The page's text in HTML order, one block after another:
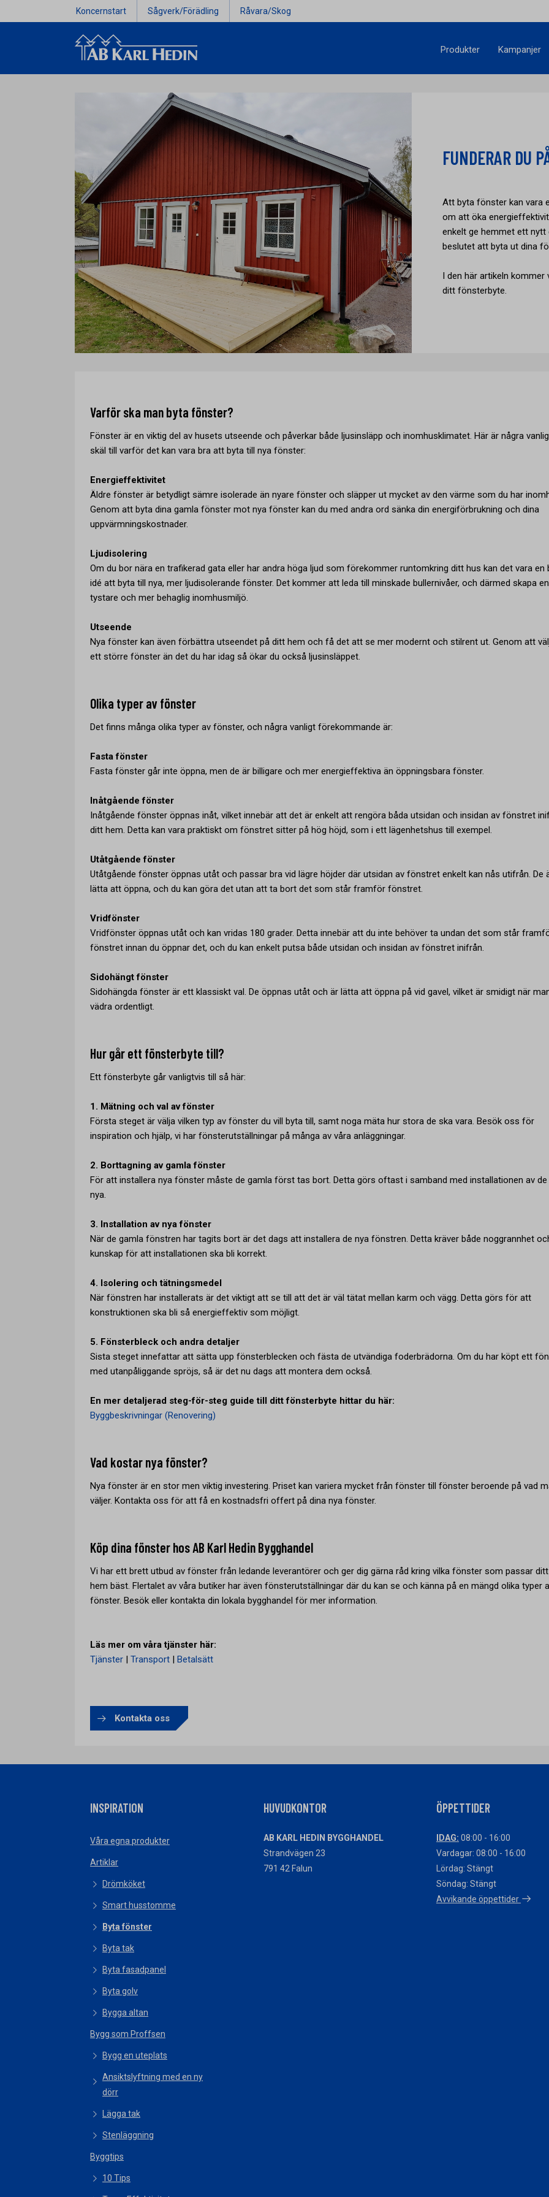
Koncernstart Sågverk/Förädling Råvara/Skog
Produkter Kampanjer
FUNDERAR DU
Att byta fönster kan vara
om att öka
enkelt ge hemmet ett
beslutet att byta ut dina
I den här artikeln
ditt fönsterbyte.
Varför ska man byta fönster?
Fönster är en viktig del av husets utseende och påverkar både ljusinsläpp och inomhusklimatet. Här är några
skäl till varför det kan vara bra att byta till nya fönster:
Energieffektivitet
Äldre fönster är betydligt sämre isolerade än nyare fönster och släpper ut mycket av den värme som du har
Genom att byta dina gamla fönster mot nya fönster kan du med andra ord sänka din energiförbrukning och dina
uppvärmningskostnader.
Ljudisolering
Om du bor nära en trafikerad gata eller har andra höga ljud som förekommer runtomkring ditt hus kan det vara en
idé att byta till nya, mer ljudisolerande fönster. Det kommer att leda till minskade bullernivåer, och därmed skapa en
tystare och mer behaglig inomhusmiljö.
Utseende
Nya fönster kan även förbättra utseendet på ditt hem och få det att se mer modernt och stilrent ut. Genom att
ett större fönster än det du har idag så ökar du också ljusinsläppet.
Olika typer av fönster
Det finns många olika typer av fönster, och några vanligt förekommande är:
Fasta fönster
Fasta fönster går inte öppna, men de är billigare och mer energieffektiva än öppningsbara fönster.
Inåtgående fönster
Inåtgående fönster öppnas inåt, vilket innebär att det är enkelt att rengöra båda utsidan och insidan av fönstret
ditt hem. Detta kan vara praktiskt om fönstret sitter på hög höjd, som i ett lägenhetshus till exempel.
Utåtgående fönster
Utåtgående fönster öppnas utåt och passar bra vid lägre höjder där utsidan av fönstret enkelt kan nås utifrån. De
lätta att öppna, och du kan göra det utan att ta bort det som står framför fönstret.
Vridfönster
Vridfönster öppnas utåt och kan vridas 180 grader. Detta innebär att du inte behöver ta undan det som står
fönstret innan du öppnar det, och du kan enkelt putsa både utsidan och insidan av fönstret inifrån.
Sidohängt fönster
Sidohängda fönster är ett klassiskt val. De öppnas utåt och är lätta att öppna på vid gavel, vilket är smidigt när
vädra ordentligt.
Hur går ett fönsterbyte till?
Ett fönsterbyte går vanligtvis till så här:
1. Mätning och val av fönster
Första steget är välja vilken typ av fönster du vill byta till, samt noga mäta hur stora de ska vara. Besök oss för
inspiration och hjälp, vi har fönsterutställningar på många av våra anläggningar.
2. Borttagning av gamla fönster
För att installera nya fönster måste de gamla först tas bort. Detta görs oftast i samband med installationen av de
nya.
3. Installation av nya fönster
När de gamla fönstren har tagits bort är det dags att installera de nya fönstren. Detta kräver både noggrannhet
kunskap för att installationen ska bli korrekt.
4. Isolering och tätningsmedel
När fönstren har installerats är det viktigt att se till att det är väl tätat mellan karm och vägg. Detta görs för att
konstruktionen ska bli så energieffektiv som möjligt.
5. Fönsterbleck och andra detaljer
Sista steget innefattar att sätta upp fönsterblecken och fästa de utvändiga foderbrädorna. Om du har köpt ett
med utanpåliggande spröjs, så är det nu dags att montera dem också.
En mer detaljerad steg-för-steg guide till ditt fönsterbyte hittar du här:
Byggbeskrivningar (Renovering)
Vad kostar nya fönster?
Nya fönster är en stor men viktig investering. Priset kan variera mycket från fönster till fönster beroende på vad
väljer. Kontakta oss för att få en kostnadsfri offert på dina nya fönster.
Köp dina fönster hos AB Karl Hedin Bygghandel
Vi har ett brett utbud av fönster från ledande leverantörer och ger dig gärna råd kring vilka fönster som passar ditt
hem bäst. Flertalet av våra butiker har även fönsterutställningar där du kan se och känna på en mängd olika typer
fönster. Besök eller kontakta din lokala bygghandel för mer information.
Läs mer om våra tjänster här:
Tjänster | Transport | Betalsätt
Kontakta oss
INSPIRATION
Våra egna produkter
Artiklar
Drömköket
Smart husstomme
Byta fönster
Byta tak
Byta fasadpanel
Byta golv
Bygga altan
Bygg som Proffsen
Bygg en uteplats
Ansiktslyftning med en ny
dörr
Lägga tak
Stenläggning
Byggtips
10 Tips
HUVUDKONTOR
AB KARL HEDIN BYGGHANDEL
Strandvägen 23
791 42 Falun
ÖPPETTIDER
IDAG: 08:00 - 16:00
Vardagar: 08:00 - 16:00
Lördag: Stängt
Söndag: Stängt
Avvikande öppettider